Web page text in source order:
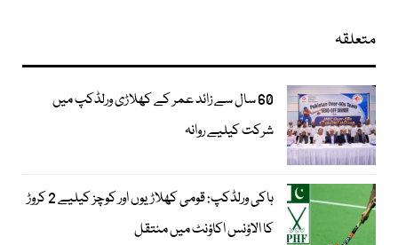
متعلقہ
60 سال سے زائد عمر کے کھلاڑی ورلڈکپ میں
شرکت کیلیے روانہ
ہاکی ورلڈکپ: قومی کھلاڑیوں اور کوچز کیلیے 2 کروڑ
کا الاؤنس اکاؤنٹ میں منتقل